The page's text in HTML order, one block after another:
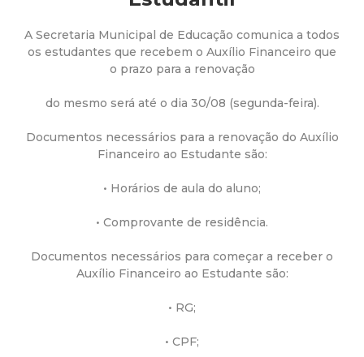
M
n
A Secretaria Municipal de Educação comunica a todos
os estudantes que recebem o Auxílio Financeiro que
o prazo para a renovação
do mesmo será até o dia 30/08 (segunda-feira).
Documentos necessários para a renovação do Auxílio
Financeiro ao Estudante são:
• Horários de aula do aluno;
• Comprovante de residência.
Documentos necessários para começar a receber o
Auxílio Financeiro ao Estudante são:
• RG;
• CPF;